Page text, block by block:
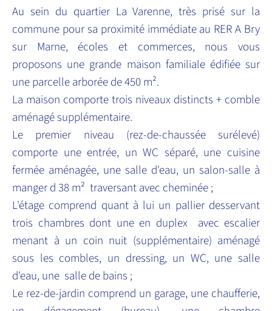
Au sein du quartier La Varenne, très prisé sur la
commune pour sa proximité immédiate au RER A Bry
sur Marne, écoles et commerces, nous vous
proposons une grande maison familiale édifiée sur
une parcelle arborée de 450 m².
La maison comporte trois niveaux distincts + comble
aménagé supplémentaire.
Le premier niveau (rez-de-chaussée surélevé)
comporte une entrée, un WC séparé, une cuisine
fermée aménagée, une salle d'eau, un salon-salle à
manger d 38 m² traversant avec cheminée ;
L'étage comprend quant à lui un pallier desservant
trois chambres dont une en duplex avec escalier
menant à un coin nuit (supplémentaire) aménagé
sous les combles, un dressing, un WC, une salle
d'eau, une salle de bains ;
Le rez-de-jardin comprend un garage, une chaufferie,